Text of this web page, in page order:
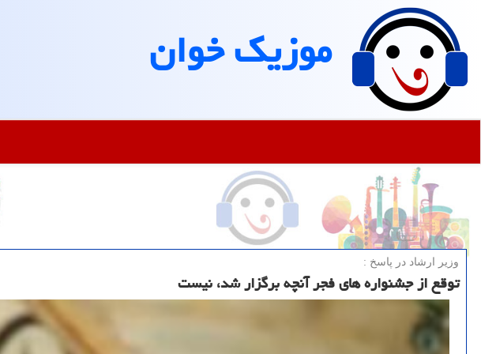
موزیك خوان
وزیر ارشاد در پاسخ :
توقع از جشنواره های فجر آنچه برگزار شد، نیست